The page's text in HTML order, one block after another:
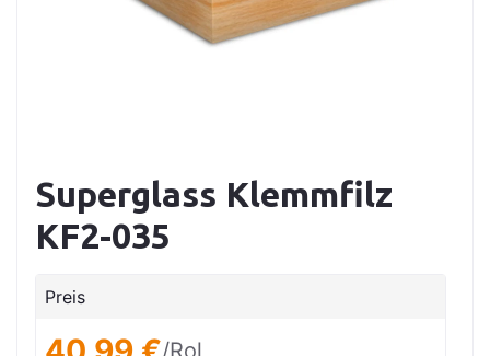
Superglass Klemmfilz
KF2-035
Preis
/Rol